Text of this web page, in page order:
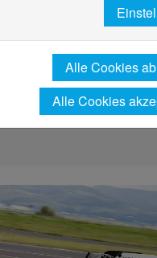
Hochschule Niederrhein.
News-
Alle Cookies
Alle Cookies